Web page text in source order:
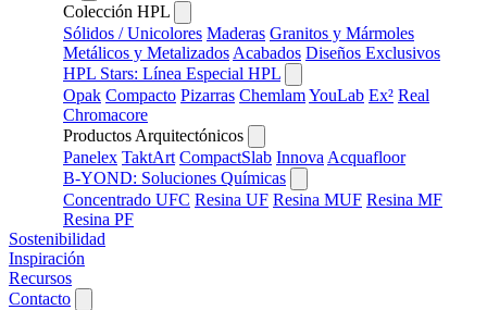
Colección HPL
Sólidos / Unicolores Maderas Granitos y Mármoles
Metálicos y Metalizados Acabados Diseños Exclusivos
HPL Stars: Línea Especial HPL
Opak Compacto Pizarras ChemlamYouLab Ex² Real
Chromacore
Productos Arquitectónicos
Panelex TaktArt CompactSlab Innova Acquafloor
B-YOND: Soluciones Químicas
Concentrado UFC Resina UF Resina MUF Resina MF
Resina PF
Sostenibilidad
Inspiración
Recursos
Contacto